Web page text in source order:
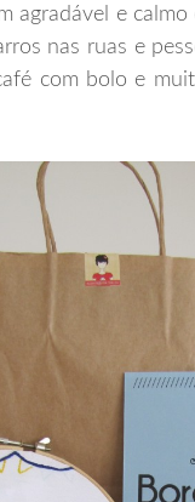
agradável e
nas ruas e
com bolo e